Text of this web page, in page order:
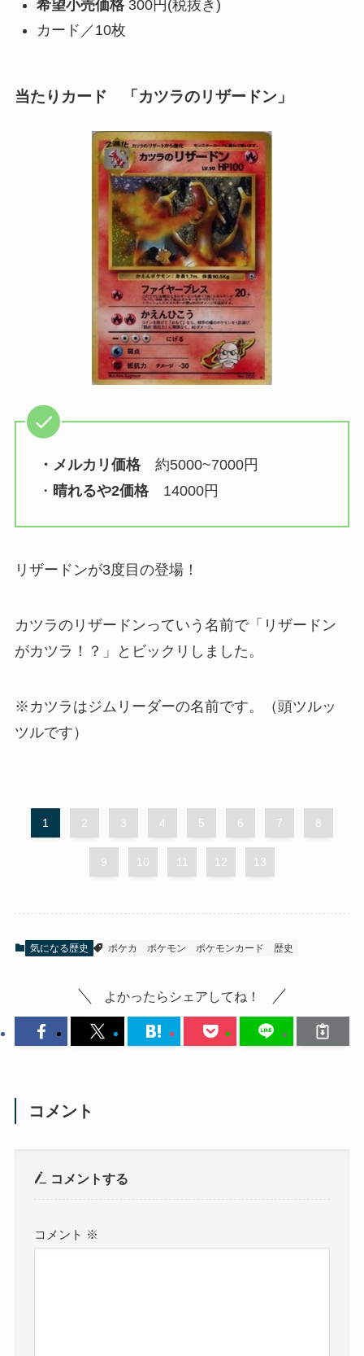
希望小売価格300円(税抜き)
カード／10枚
当たりカード 「カツラのリザードン」
・メルカリ価格約5000~7000円
・ 晴れるや2価格14000円
リザードンが3度目の登場！
カツラのリザードンっていう名前で「リザードン
がカツラ！？」とビックリしました。
※カツラはジムリーダーの名前です。（頭ツルッ
ツルです）
1 2 3 4 5 6 7 8
9 10 11 12 13
気になる歴史 ポケカ ポケモン ポケモンカード 歴史
よかったらシェアしてね！
コメント
コメントする
コメント ※